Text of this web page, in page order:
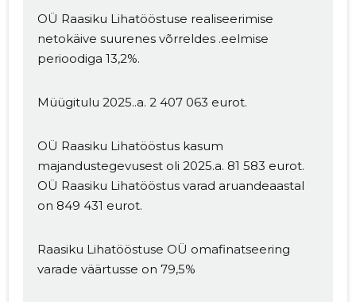
OÜ Raasiku Lihatööstuse realiseerimise
netokäive suurenes võrreldes .eelmise
perioodiga 13,2%.
Müügitulu 2025..a. 2 407 063 eurot.
OÜ Raasiku Lihatööstus kasum
majandustegevusest oli 2025.a. 81 583 eurot.
OÜ Raasiku Lihatööstus varad aruandeaastal
on 849 431 eurot.
Raasiku Lihatööstuse OÜ omafinatseering
varade väärtusse on 79,5%